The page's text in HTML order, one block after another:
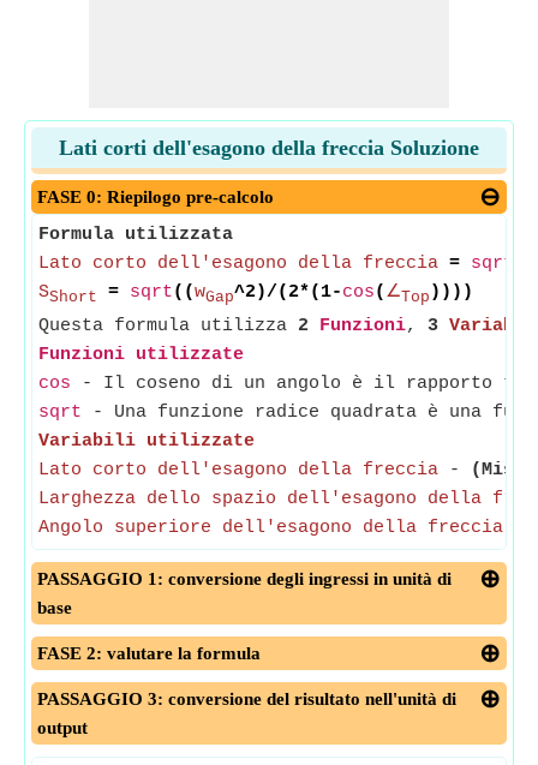
Lati corti dell'esagono della freccia Soluzione
FASE 0: Riepilogo pre-calcolo
Formula utilizzata
Lato corto dell'esagono della freccia = sqrt
SShort = sqrt((wGap^2)/(2*(1-cos( ∠ Top ))))
Questa formula utilizza 2 Funzioni, 3
Funzioni utilizzate
cos - Il coseno di un angolo è il rapporto
sqrt - Una funzione radice quadrata è una
Variabili utilizzate
Lato corto dell'esagono della freccia -
Larghezza dello spazio dell'esagono della
Angolo superiore dell'esagono della freccia
PASSAGGIO 1: conversione degli ingressi in unità di
base
FASE 2: valutare la formula
PASSAGGIO 3: conversione del risultato nell'unità di
output